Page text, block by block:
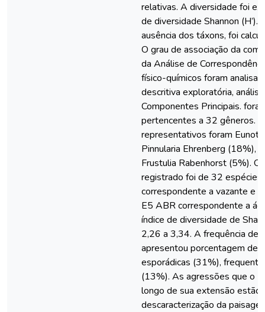
relativas. A diversidade foi
de diversidade Shannon (H’).
ausência dos táxons, foi
O grau de associação da
da Análise de
físico-químicos foram
descritiva exploratória,
Componentes Principais.
pertencentes a 32 gêneros.
representativos foram
Pinnularia Ehrenberg (18%),
Frustulia Rabenhorst (5%). O
registrado foi de 32 espécies
correspondente a vazante e
E5 ABR correspondente a
índice de diversidade de
2,26 a 3,34. A frequência de
apresentou porcentagem de
esporádicas (31%),
(13%). As agressões que o
longo de sua extensão estão
descaracterização da